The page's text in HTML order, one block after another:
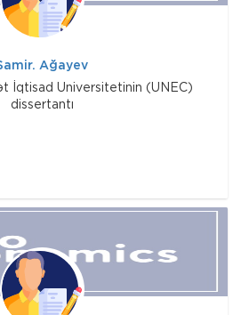
Ağayev
İqtisad Universitetinin (UNEC)
dissertantı